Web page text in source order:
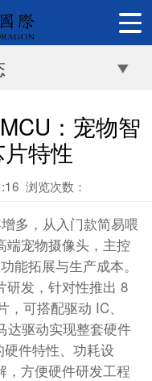
：宠物智
特性
浏览次数：
多，从入门款简易喂
端宠物摄像头，主控
能拓展与生产成本。
研发，针对性推出 8
可搭配驱动 IC、
达驱动实现整套硬件
件特性、功耗设
，方便硬件研发工程